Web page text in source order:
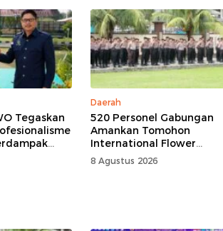
Tegaskan
Bangsa
Daerah
520 Personel Gabungan
Amankan Tomohon
International Flower
Festival
8 Agustus 2026